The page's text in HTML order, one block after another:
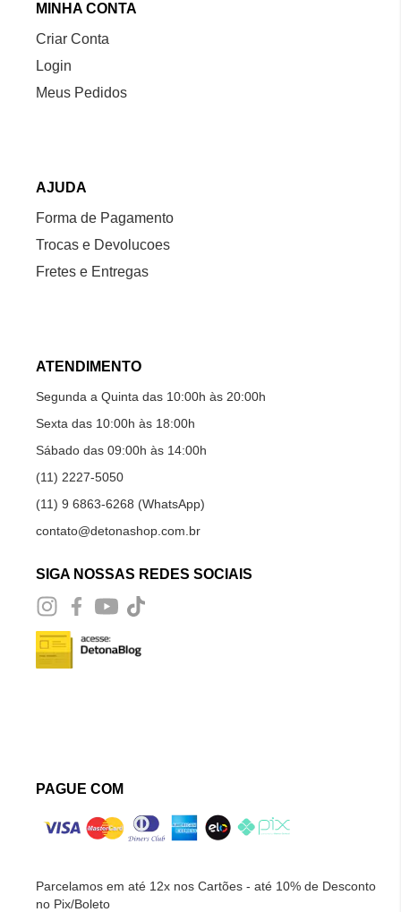
MINHA CONTA
Criar Conta
Login
Meus Pedidos
AJUDA
Forma de Pagamento
Trocas e Devolucoes
Fretes e Entregas
ATENDIMENTO
Segunda a Quinta das 10:00h às 20:00h
Sexta das 10:00h às 18:00h
Sábado das 09:00h às 14:00h
(11) 2227-5050
(11) 9 6863-6268 (WhatsApp)
contato@detonashop.com.br
SIGA NOSSAS REDES SOCIAIS
PAGUE COM
Parcelamos em até 12x nos Cartões - até 10% de Desconto
no Pix/Boleto